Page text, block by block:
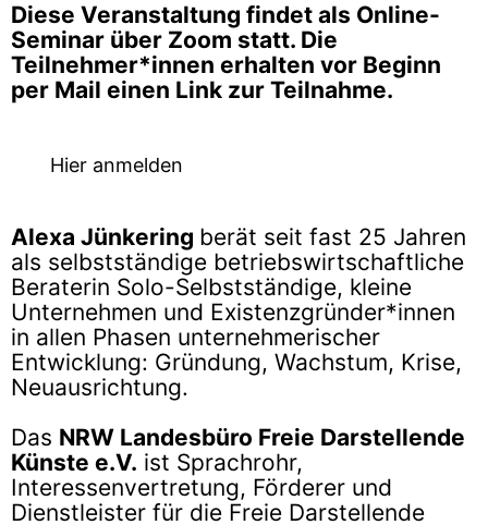
Diese Veranstaltung findet als Online-
Seminar über Zoom statt. Die
Teilnehmer*innen erhalten vor Beginn
per Mail einen Link zur Teilnahme.
Hier anmelden
Alexa Jünkering berät seit fast 25 Jahren
als selbstständige betriebswirtschaftliche
Beraterin Solo-Selbstständige, kleine
Unternehmen und Existenzgründer*innen
in allen Phasen unternehmerischer
Entwicklung: Gründung, Wachstum, Krise,
Neuausrichtung.
Das NRW Landesbüro Freie Darstellende
Künste e.V. ist Sprachrohr,
Interessenvertretung, Förderer und
Dienstleister für die Freie Darstellende